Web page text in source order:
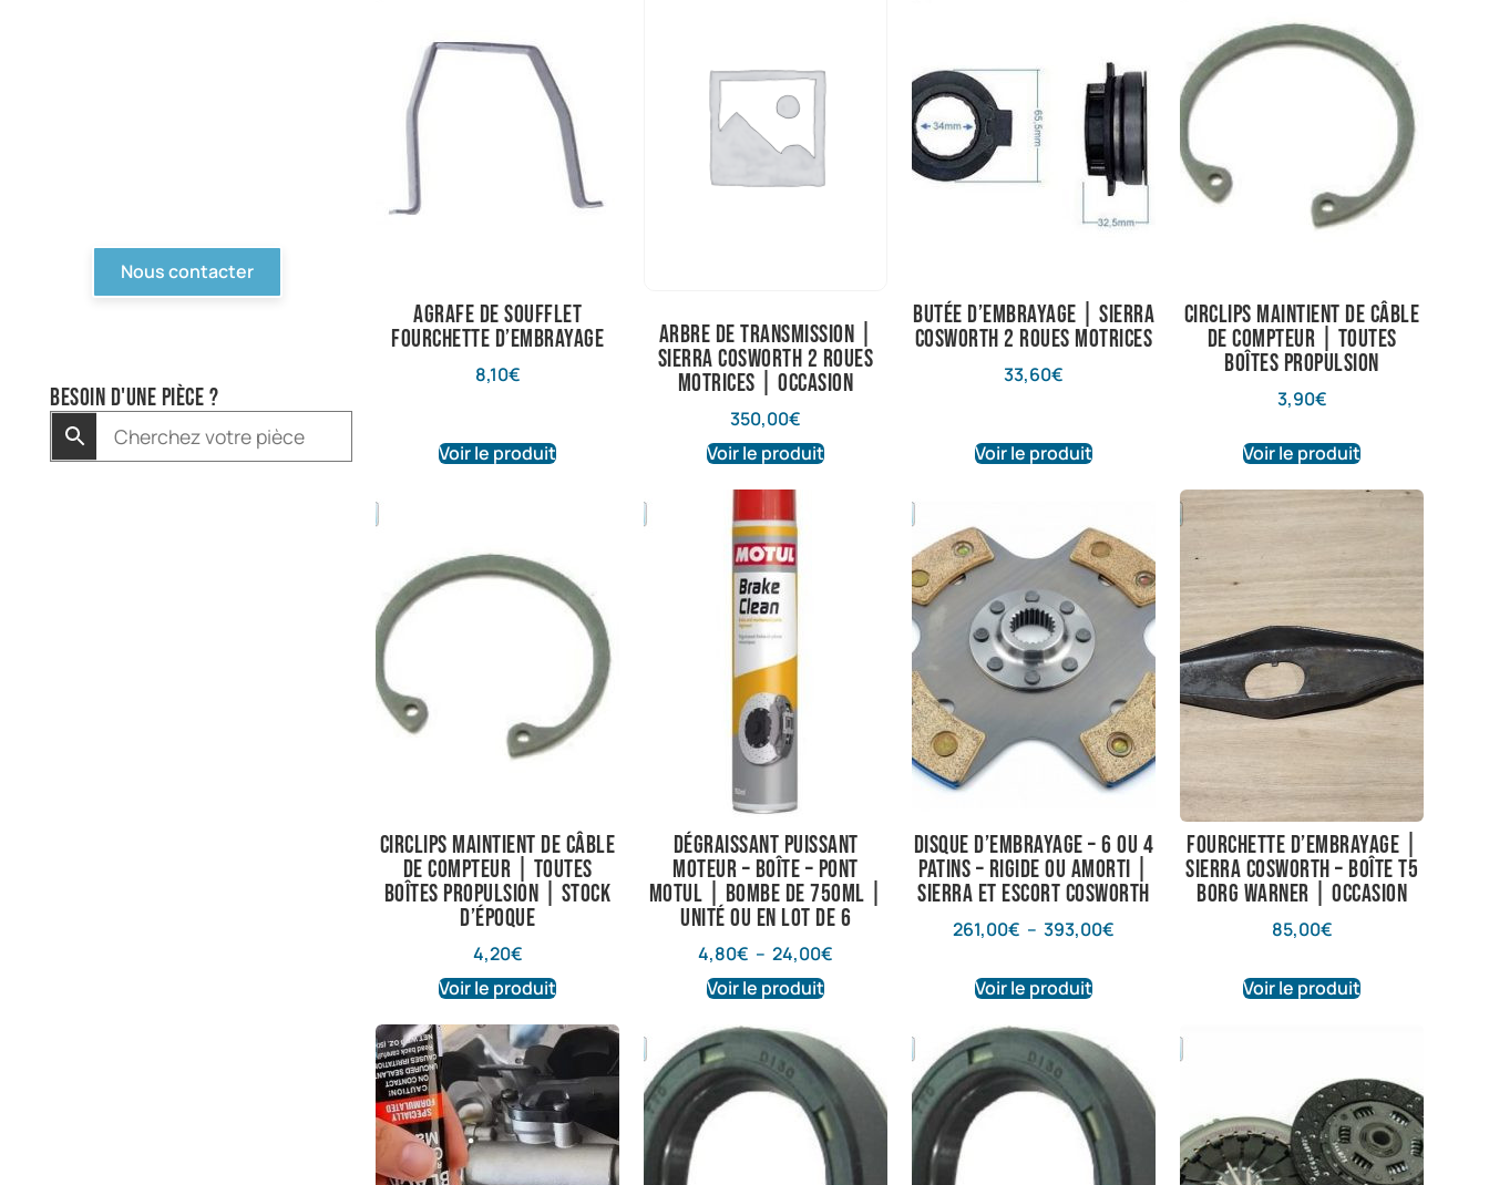
Nous contacter
Besoin d'une pièce ?
Agrafe de soufflet
fourchette d’embrayage
8,10€
Voir le produit
Arbre de transmission |
Sierra Cosworth 2 roues
motrices | Occasion
350,00€
Voir le produit
Butée d’embrayage | Sierra
Cosworth 2 roues motrices
33,60€
Voir le produit
Circlips maintient de câble
de compteur | Toutes
boîtes propulsion
3,90€
Voir le produit
Circlips maintient de câble
de compteur | Toutes
boîtes propulsion | Stock
d’époque
4,20€
Voir le produit
Dégraissant puissant
Moteur – Boîte – Pont
Motul | Bombe de 750ml |
Unité ou en lot de 6
4,80€ – 24,00€
Voir le produit
Disque d’embrayage – 6 ou 4
Patins – Rigide ou amorti |
Sierra et Escort Cosworth
261,00€ – 393,00€
Voir le produit
Fourchette d’embrayage |
Sierra Cosworth – boîte T5
Borg Warner | Occasion
85,00€
Voir le produit